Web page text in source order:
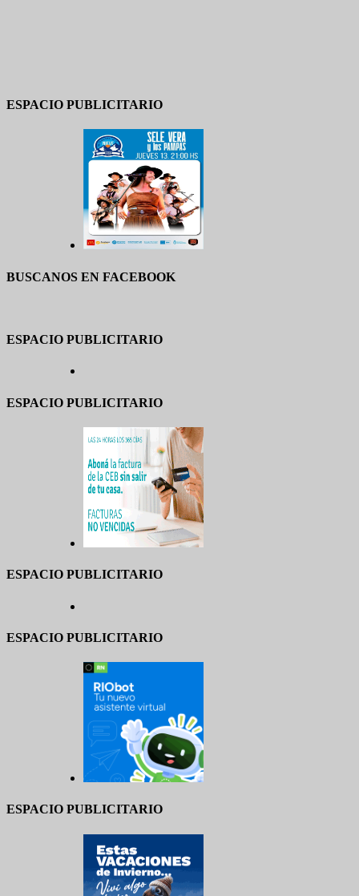
ESPACIO PUBLICITARIO
BUSCANOS EN FACEBOOK
ESPACIO PUBLICITARIO
ESPACIO PUBLICITARIO
ESPACIO PUBLICITARIO
ESPACIO PUBLICITARIO
ESPACIO PUBLICITARIO